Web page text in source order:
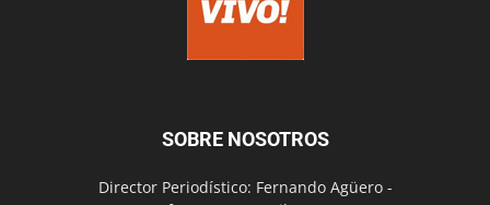
SOBRE NOSOTROS
Director Periodístico: Fernando Agüero -